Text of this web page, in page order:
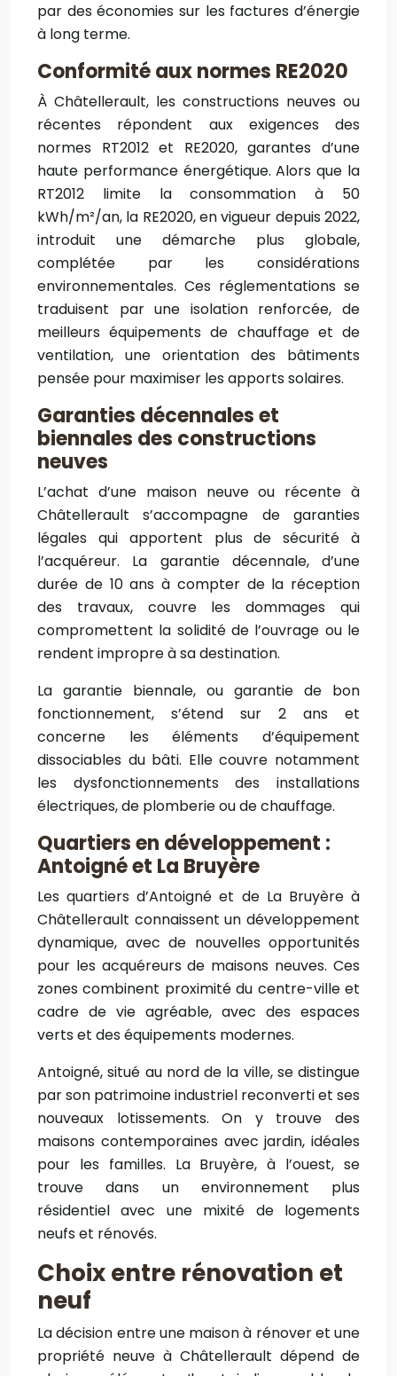
par des économies sur les factures d’énergie
à long terme.
Conformité aux normes RE2020
À Châtellerault, les constructions neuves ou
récentes répondent aux exigences des
normes RT2012 et RE2020, garantes d’une
haute performance énergétique. Alors que la
RT2012 limite la consommation à 50
kWh/m²/an, la RE2020, en vigueur depuis 2022,
introduit une démarche plus globale,
complétée par les considérations
environnementales. Ces réglementations se
traduisent par une isolation renforcée, de
meilleurs équipements de chauffage et de
ventilation, une orientation des bâtiments
pensée pour maximiser les apports solaires.
Garanties décennales et
biennales des constructions
neuves
L’achat d’une maison neuve ou récente à
Châtellerault s’accompagne de garanties
légales qui apportent plus de sécurité à
l’acquéreur. La garantie décennale, d’une
durée de 10 ans à compter de la réception
des travaux, couvre les dommages qui
compromettent la solidité de l’ouvrage ou le
rendent impropre à sa destination.
La garantie biennale, ou garantie de bon
fonctionnement, s’étend sur 2 ans et
concerne les éléments d’équipement
dissociables du bâti. Elle couvre notamment
les dysfonctionnements des installations
électriques, de plomberie ou de chauffage.
Quartiers en développement :
Antoigné et La Bruyère
Les quartiers d’Antoigné et de La Bruyère à
Châtellerault connaissent un développement
dynamique, avec de nouvelles opportunités
pour les acquéreurs de maisons neuves. Ces
zones combinent proximité du centre-ville et
cadre de vie agréable, avec des espaces
verts et des équipements modernes.
Antoigné, situé au nord de la ville, se distingue
par son patrimoine industriel reconverti et ses
nouveaux lotissements. On y trouve des
maisons contemporaines avec jardin, idéales
pour les familles. La Bruyère, à l’ouest, se
trouve dans un environnement plus
résidentiel avec une mixité de logements
neufs et rénovés.
Choix entre rénovation et
neuf
La décision entre une maison à rénover et une
propriété neuve à Châtellerault dépend de